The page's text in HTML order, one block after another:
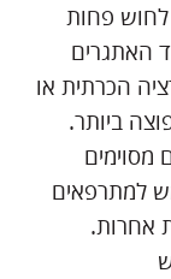
פחות
האתגרים
הכרתית או
ביותר.
מסוימים
למתרפאים
אחרות.